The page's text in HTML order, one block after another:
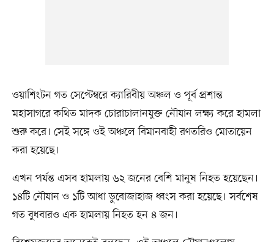
ওয়াশিংটন গত সেপ্টেম্বরে ক্যারিবীয় অঞ্চল ও পূর্ব প্রশান্ত
মহাসাগরে কথিত মাদক চোরাচালানযুক্ত নৌযান লক্ষ্য করে হামলা
শুরু করে। সেই সঙ্গে ওই অঞ্চলে বিমানবাহী রণতরিও মোতায়েন
করা হয়েছে।
এখন পর্যন্ত এসব হামলায় ৬২ জনের বেশি মানুষ নিহত হয়েছেন।
১৪টি নৌযান ও ১টি আধা ডুবোজাহাজ ধ্বংস করা হয়েছে। সর্বশেষ
গত বুধবারও এক হামলায় নিহত হন ৪ জন।